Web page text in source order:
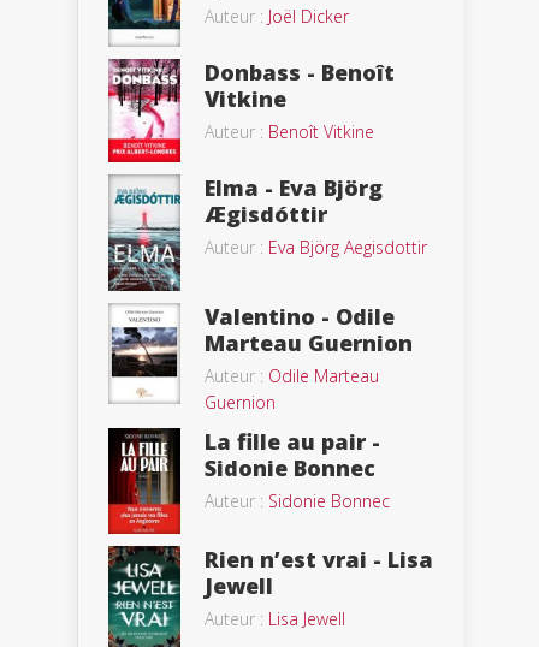
Auteur : Joël Dicker
Donbass - Benoît
Vitkine
Auteur : Benoît Vitkine
Elma - Eva Björg
Ægisdóttir
Auteur : Eva Björg Aegisdottir
Valentino - Odile
Marteau Guernion
Auteur : Odile Marteau
Guernion
La fille au pair -
Sidonie Bonnec
Auteur : Sidonie Bonnec
Rien n’est vrai - Lisa
Jewell
Auteur : Lisa Jewell